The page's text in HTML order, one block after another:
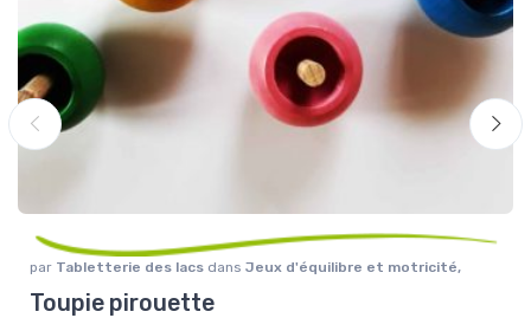
par Tabletterie des lacs dans Jeux d'équilibre et motricité,
Toupie pirouette